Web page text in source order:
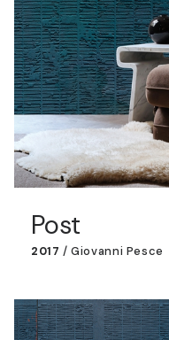
Post
2017 / Giovanni Pesce